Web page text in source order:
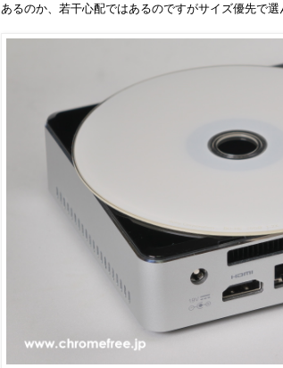
あるのか、若干心配ではあるのですがサイズ優先で選